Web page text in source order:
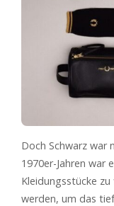
Doch Schwarz war
1970er-Jahren war
Kleidungsstücke
werden, um das